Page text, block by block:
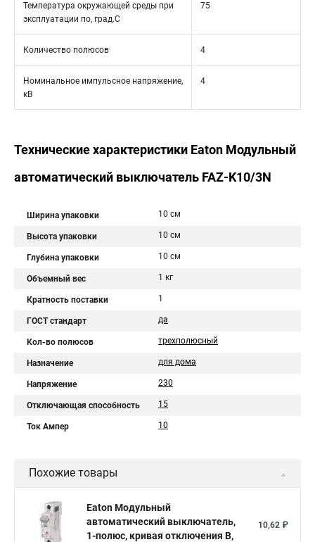
Температура окружающей среды при
эксплуатации по, град.C
75
Количество полюсов 4
Номинальное импульсное напряжение,
кВ
4
Технические характеристики Eaton Модульный
автоматический выключатель FAZ-K10/3N
Ширина упаковки 10 см
Высота упаковки 10 см
Глубина упаковки 10 см
Объемный вес 1 кг
Кратность поставки 1
ГОСТ стандарт да
Кол-во полюсов трехполюсный
Назначение для дома
Напряжение 230
Отключающая способность 15
Ток Ампер 10
Похожие товары
Eaton Модульный
автоматический выключатель,
1-полюс, кривая отключения B,
10,62 ₽